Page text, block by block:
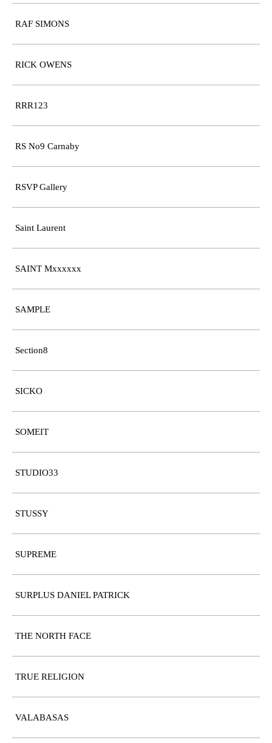
RAF SIMONS
RICK OWENS
RRR123
RS No9 Carnaby
RSVP Gallery
Saint Laurent
SAINT Mxxxxxx
SAMPLE
Section8
SICKO
SOMEIT
STUDIO33
STUSSY
SUPREME
SURPLUS DANIEL PATRICK
THE NORTH FACE
TRUE RELIGION
VALABASAS